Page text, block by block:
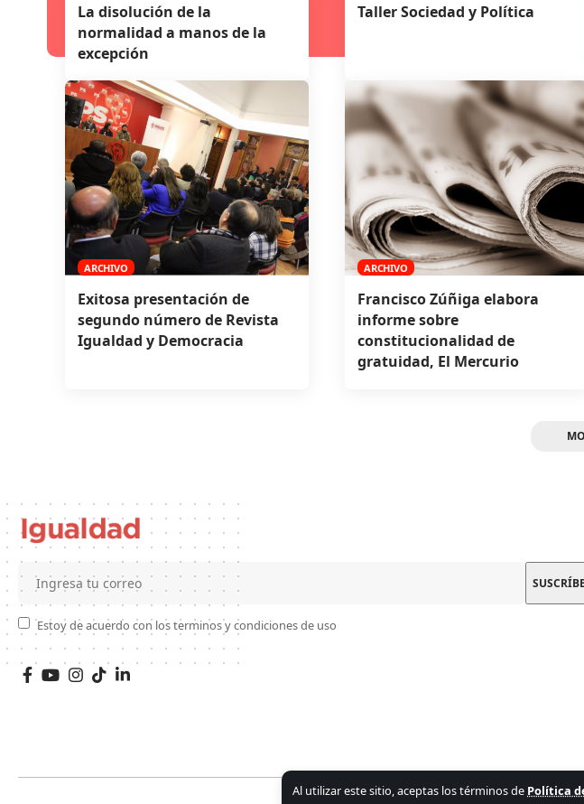
Al utilizar este sitio, aceptas los términos de Política
La disolución de la
normalidad a manos de la
excepción
Taller Sociedad y Política
ARCHIVO
Exitosa presentación de
segundo número de Revista
Igualdad y Democracia
ARCHIVO
Francisco Zúñiga elabora
informe sobre
constitucionalidad de
gratuidad, El Mercurio
Estoy de acuerdo con los terminos y condiciones de uso